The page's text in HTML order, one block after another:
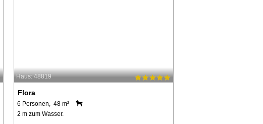
Haus: 48819
Flora
6 Personen, 48 m²
2 m zum Wasser.